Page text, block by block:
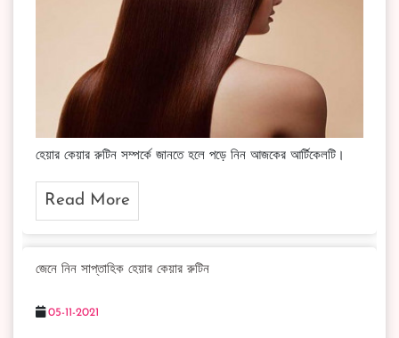
হেয়ার কেয়ার রুটিন সম্পর্কে জানতে হলে পড়ে নিন আজকের আর্টিকেলটি।
Read More
জেনে নিন সাপ্তাহিক হেয়ার কেয়ার রুটিন
05-11-2021